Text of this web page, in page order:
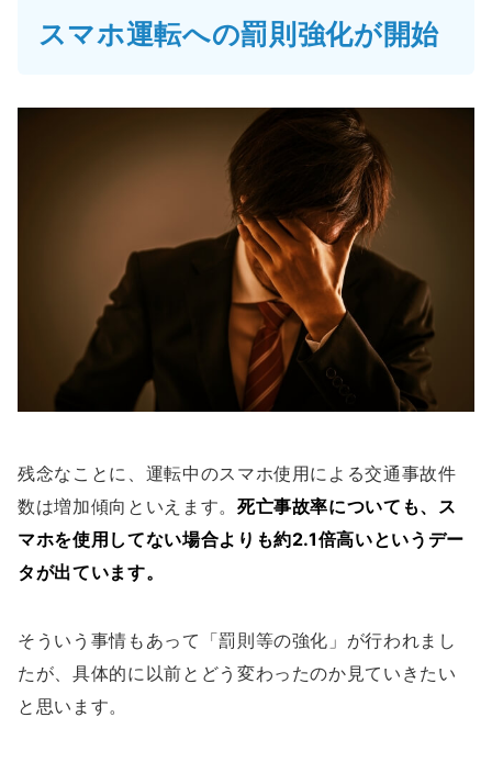
スマホ運転への罰則強化が開始
残念なことに、運転中のスマホ使用による交通事故件
数は増加傾向といえます。 死亡事故率についても、ス
マホを使用してない場合よりも約2.1倍高いというデー
タが出ています。
そういう事情もあって「罰則等の強化」が行われまし
たが、具体的に以前とどう変わったのか見ていきたい
と思います。